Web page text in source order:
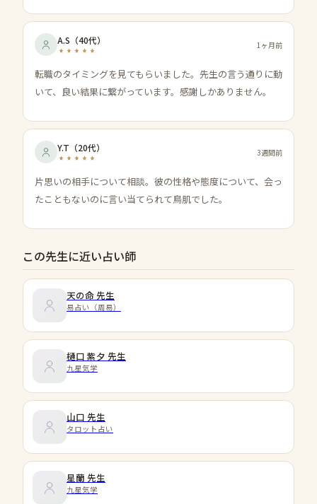
A.S （40代） 1ヶ月前
転職のタイミングを見てもらいました。先生の言う通りに動
いて、良い結果に繋がっています。感謝しかありません。
Y.T （20代） 3週間前
片思いの相手について相談。彼の性格や態度について、会っ
たこともないのに言い当てられて鳥肌でした。
この先生に近い占い師
天の命 先生
易占い（周易）
樋口 紫夕 先生
九星気学
山口 先生
タロット占い
星蘭 先生
九星気学